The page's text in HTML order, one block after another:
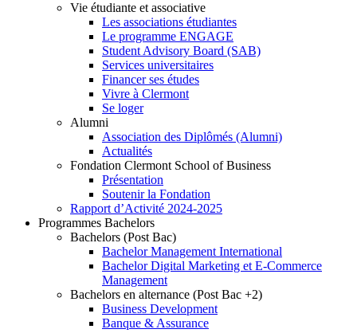
Vie étudiante et associative
Les associations étudiantes
Le programme ENGAGE
Student Advisory Board (SAB)
Services universitaires
Financer ses études
Vivre à Clermont
Se loger
Alumni
Association des Diplômés (Alumni)
Actualités
Fondation Clermont School of Business
Présentation
Soutenir la Fondation
Rapport d’Activité 2024-2025
Programmes Bachelors
Bachelors (Post Bac)
Bachelor Management International
Bachelor Digital Marketing et E-Commerce
Management
Bachelors en alternance (Post Bac +2)
Business Development
Banque & Assurance